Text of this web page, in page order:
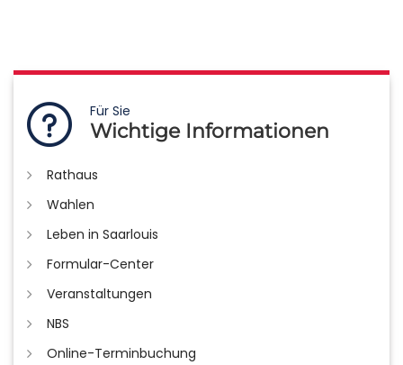
Für Sie
Wichtige Informationen
Rathaus
Wahlen
Leben in Saarlouis
Formular-Center
Veranstaltungen
NBS
Online-Terminbuchung